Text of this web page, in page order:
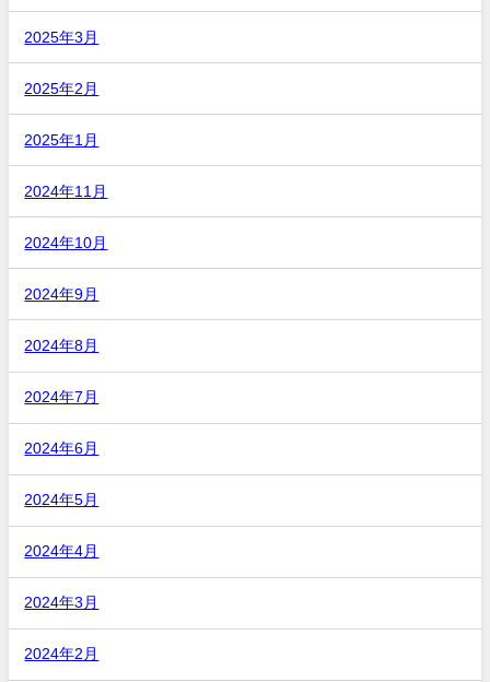
2025年3月
2025年2月
2025年1月
2024年11月
2024年10月
2024年9月
2024年8月
2024年7月
2024年6月
2024年5月
2024年4月
2024年3月
2024年2月